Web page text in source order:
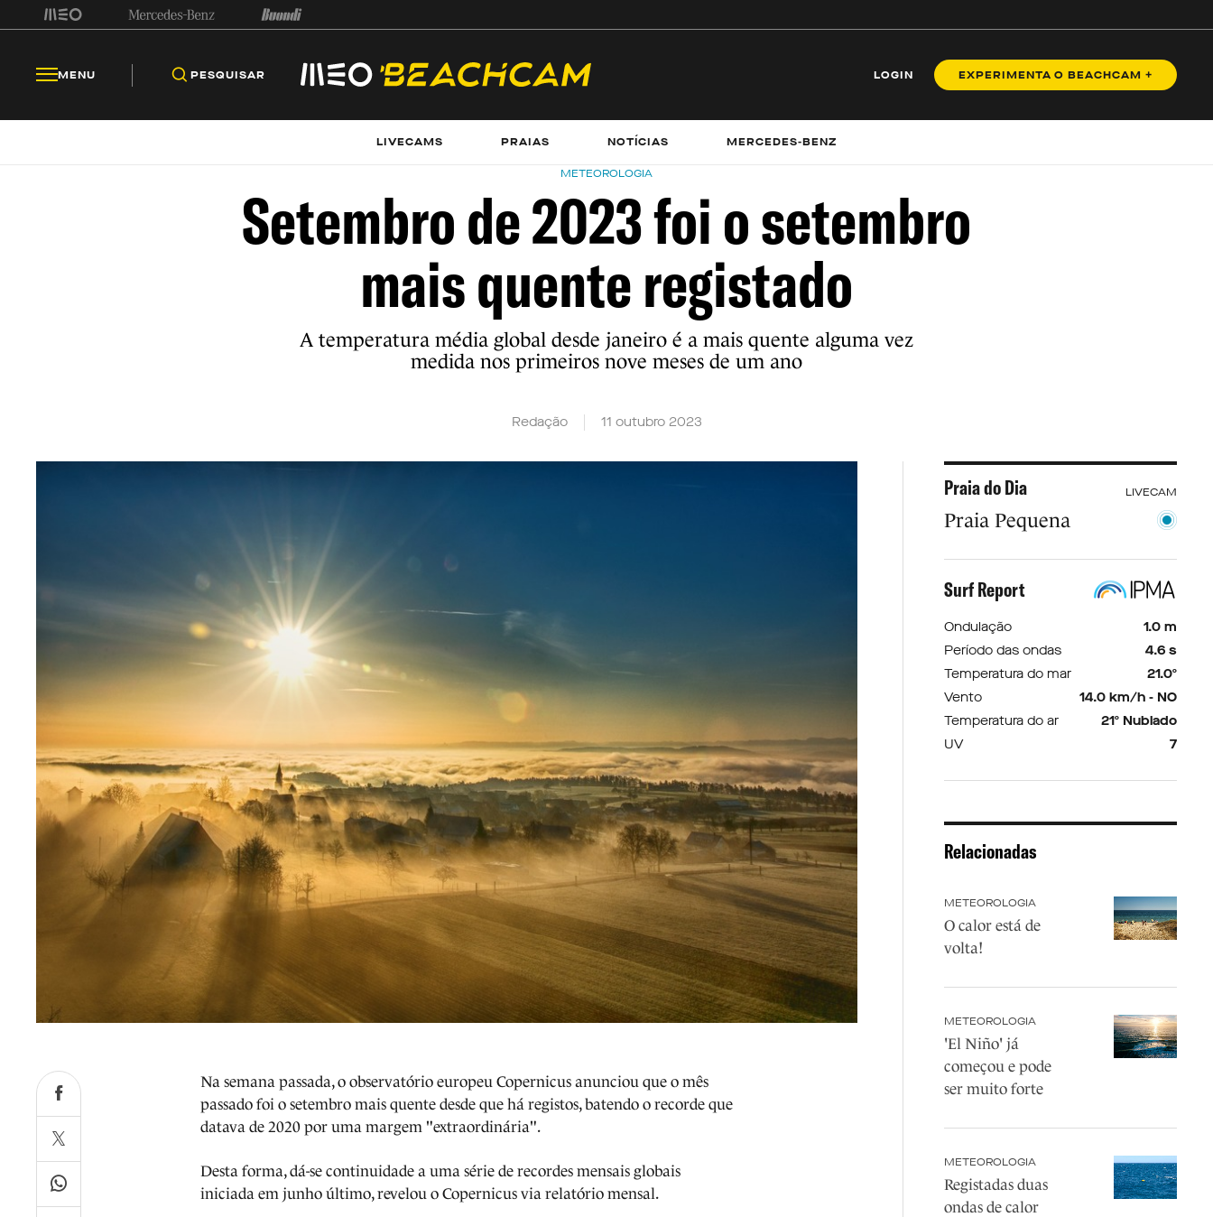
MENU PESQUISAR LOGIN EXPERIMENTA O BEACHCAM +
LIVECAMS PRAIAS NOTÍCIAS MERCEDES-BENZ
METEOROLOGIA
Setembro de 2023 foi o setembro
mais quente registado
A temperatura média global desde janeiro é a mais quente alguma vez
medida nos primeiros nove meses de um ano
Redação 11 outubro 2023
Na semana passada, o observatório europeu Copernicus anunciou que o mês
passado foi o setembro mais quente desde que há registos, batendo o recorde que
datava de 2020 por uma margem "extraordinária".
Desta forma, dá-se continuidade a uma série de recordes mensais globais
iniciada em junho último, revelou o Copernicus via relatório mensal.
Praia do Dia LIVECAM
Praia Pequena
Surf Report
Ondulação
1.0 m
Período das ondas
4.6 s
Temperatura do mar
21.0º
Vento
14.0 km/h - NO
Temperatura do ar
21º Nublado
UV
7
Relacionadas
METEOROLOGIA
O calor está de
volta!
METEOROLOGIA
'El Niño' já
começou e pode
ser muito forte
METEOROLOGIA
Registadas duas
ondas de calor